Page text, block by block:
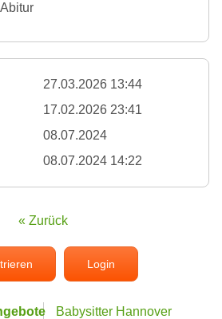
27.03.2026 13:44
17.02.2026 23:41
08.07.2024
08.07.2024 14:22
« Zurück
Login
Babysitter Hannover